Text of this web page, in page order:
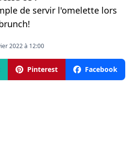
de servir l'omelette lors
2022 à 12:00
Pinterest Facebook